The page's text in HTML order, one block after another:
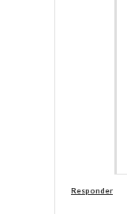
Responder